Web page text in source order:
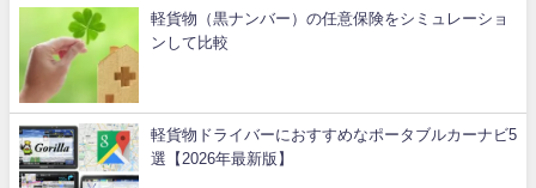
軽貨物（黒ナンバー）の任意保険をシミュレーショ
ンして比較
軽貨物ドライバーにおすすめなポータブルカーナビ5
選【2026年最新版】